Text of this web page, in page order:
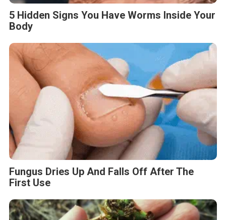
5 Hidden Signs You Have Worms Inside Your
Body
Fungus Dries Up And Falls Off After The
First Use